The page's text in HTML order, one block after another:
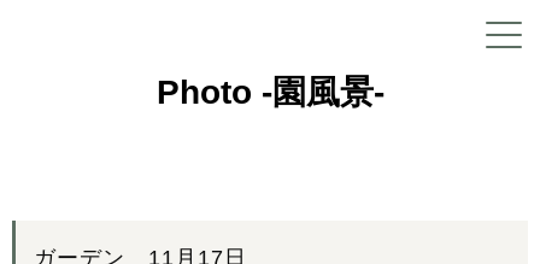
Photo -園風景-
ガーデン 11月17日